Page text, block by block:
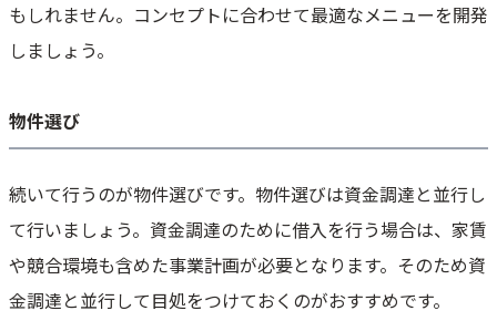
もしれません。コンセプトに合わせて最適なメニューを開発
しましょう。
物件選び
続いて行うのが物件選びです。物件選びは資金調達と並行し
て行いましょう。資金調達のために借入を行う場合は、家賃
や競合環境も含めた事業計画が必要となります。そのため資
金調達と並行して目処をつけておくのがおすすめです。